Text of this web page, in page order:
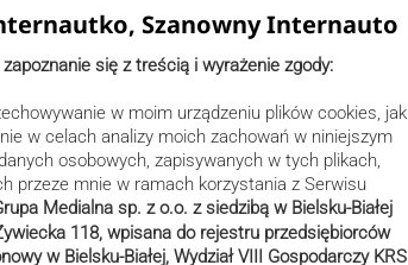
Szanowny Internauto
się z treścią i wyrażenie zgody:
w moim urządzeniu plików cookies, jak
w celach analizy moich zachowań w niniejszym
osobowych, zapisywanych w tych plikach,
przeze mnie w ramach korzystania z Serwisu
Medialna sp. z o.o. z siedzibą w Bielsku-Białej
118, wpisana do rejestru przedsiębiorców
w Bielsku-Białej, Wydział VIII Gospodarczy KRS